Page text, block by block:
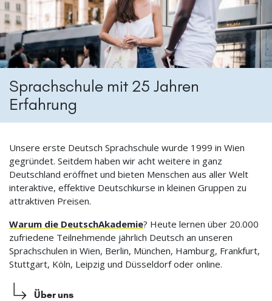
Sprachschule mit 25 Jahren
Erfahrung
Unsere erste Deutsch Sprachschule wurde 1999 in Wien
gegründet. Seitdem haben wir acht weitere in ganz
Deutschland eröffnet und bieten Menschen aus aller Welt
interaktive, effektive Deutschkurse in kleinen Gruppen zu
attraktiven Preisen.
Warum die DeutschAkademie? Heute lernen über 20.000
zufriedene Teilnehmende jährlich Deutsch an unseren
Sprachschulen in Wien, Berlin, München, Hamburg, Frankfurt,
Stuttgart, Köln, Leipzig und Düsseldorf oder online.
Über uns